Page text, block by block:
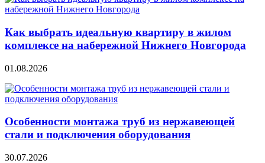
Как выбрать идеальную квартиру в жилом
комплексе на набережной Нижнего Новгорода
01.08.2026
Особенности монтажа труб из нержавеющей
стали и подключения оборудования
30.07.2026